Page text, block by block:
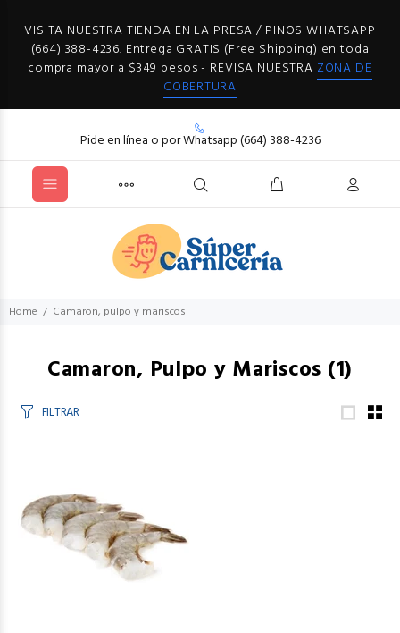
VISITA NUESTRA TIENDA EN LA PRESA / PINOS WHATSAPP
(664) 388-4236. Entrega GRATIS (Free Shipping) en toda
compra mayor a $349 pesos - REVISA NUESTRA ZONA DE
COBERTURA
Pide en línea o por Whatsapp (664) 388-4236
Home Camaron, pulpo y mariscos
Camaron, Pulpo y Mariscos (1)
FILTRAR